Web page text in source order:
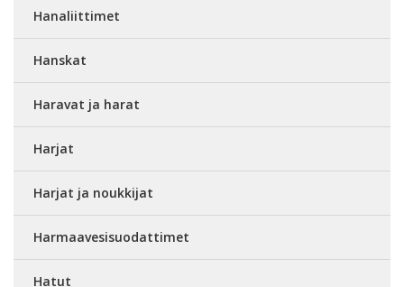
Hanaliittimet
Hanskat
Haravat ja harat
Harjat
Harjat ja noukkijat
Harmaavesisuodattimet
Hatut